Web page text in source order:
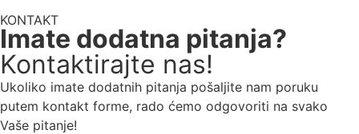
KONTAKT
Imate dodatna pitanja?
Kontaktirajte nas!
Ukoliko imate dodatnih pitanja pošaljite nam poruku
putem kontakt forme, rado ćemo odgovoriti na svako
Vaše pitanje!